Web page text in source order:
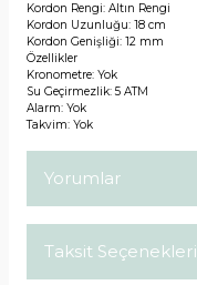
Kordon Rengi: Altın Rengi
Kordon Uzunluğu: 18 cm
Kordon Genişliği: 12 mm
Özellikler
Kronometre: Yok
Su Geçirmezlik: 5 ATM
Alarm: Yok
Takvim: Yok
Yorumlar
Taksit Seçenekleri